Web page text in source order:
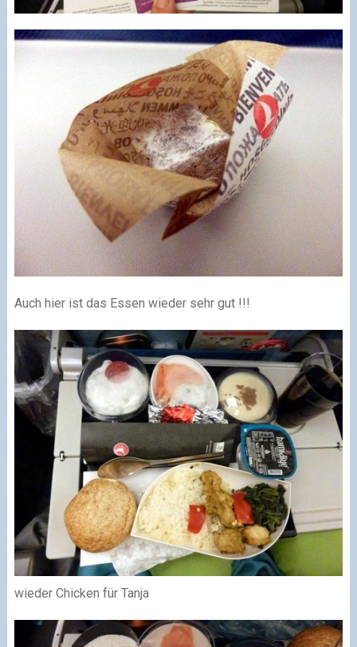
Auch hier ist das Essen wieder sehr gut !!!
wieder Chicken für Tanja